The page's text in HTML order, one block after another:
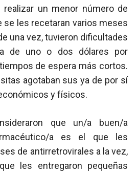
realizar un menor número de
se les recetaran varios meses
una vez, tuvieron dificultades
de uno o dos dólares por
de espera más cortos.
agotaban sus ya de por sí
y físicos.
que un/a buen/a
a es el que les
de antirretrovirales a la vez,
les entregaron pequeñas